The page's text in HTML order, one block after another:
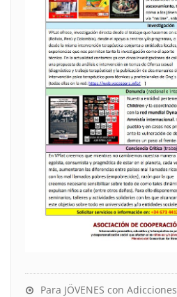
Para JÖVENES con Adicciones